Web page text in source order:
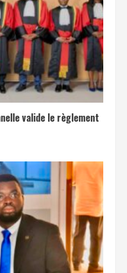
valide le règlement